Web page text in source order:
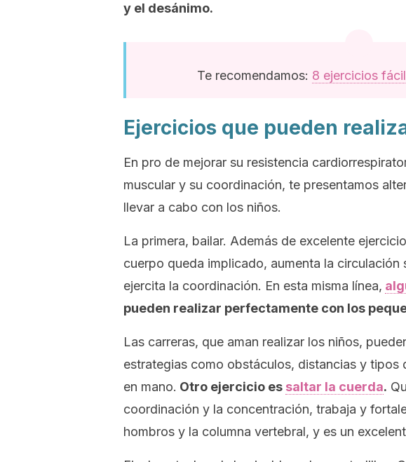
y el desánimo.
Te recomendamos: 8 ejercicios
Ejercicios que pueden
En pro de mejorar su resistencia
muscular y su coordinación, te presentamos
llevar a cabo con los niños.
La primera, bailar. Además de excelente
cuerpo queda implicado, aumenta la
ejercita la coordinación. En esta misma línea,
pueden realizar perfectamente con los
Las carreras, que aman realizar los niños,
estrategias como obstáculos, distancias y tipos
en mano. Otro ejercicio es saltar la cuerda.
coordinación y la concentración, trabaja y
hombros y la columna vertebral, y es un